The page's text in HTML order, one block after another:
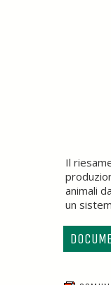
Il
animali
un